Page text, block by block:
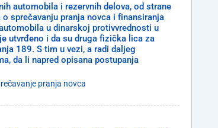
automobila i rezervnih delova, od strane
sprečavanju pranja novca i finansiranja
u dinarskoj protivvrednosti u
utvrđeno i da su druga fizička lica za
189. S tim u vezi, a radi daljeg
da li napred opisana postupanja
pranja novca